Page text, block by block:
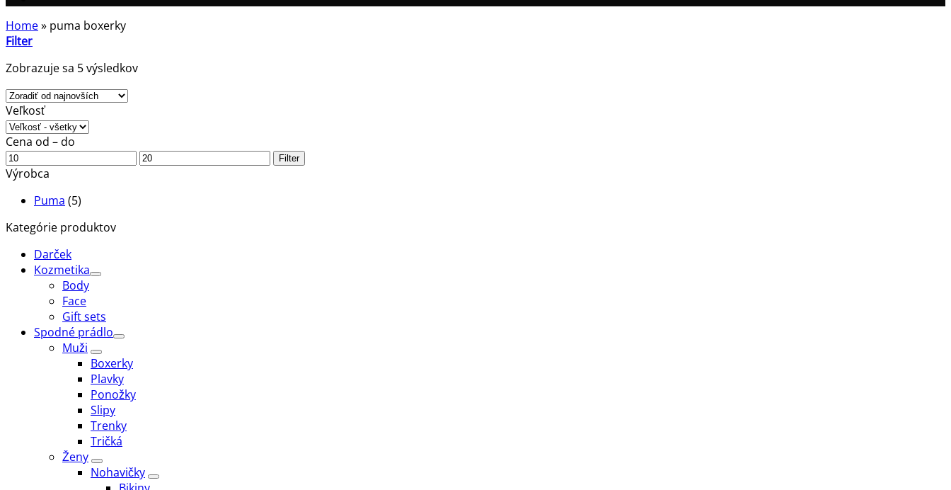
Home» puma boxerky
Filter
Zobrazuje sa 5 výsledkovZoradené
Veľkosť
Cena od – do
Minimálna
cena
Maximálna
Filter
Výrobca
Puma (5)
Kategórie produktov
Darček
Kozmetika
Body
Face
Gift sets
Spodné prádlo
Muži
Boxerky
Plavky
Ponožky
Slipy
Trenky
Tričká
Ženy
Nohavičky